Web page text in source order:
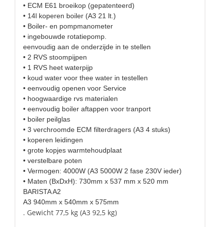
• ECM E61 broeikop (gepatenteerd)
• 14l koperen boiler (A3 21 lt.)
• Boiler- en pompmanometer
• ingebouwde rotatiepomp.
eenvoudig aan de onderzijde in te stellen
• 2 RVS stoompijpen
• 1 RVS heet waterpijp
• koud water voor thee water in testellen
• eenvoudig openen voor Service
• hoogwaardige rvs materialen
• eenvoudig boiler aftappen voor tranport
• boiler peilglas
• 3 verchroomde ECM filterdragers (A3 4 stuks)
• koperen leidingen
• grote kopjes warmtehoudplaat
• verstelbare poten
• Vermogen: 4000W (A3 5000W 2 fase 230V ieder)
• Maten (BxDxH): 730mm x 537 mm x 520 mm
BARISTA A2
A3 940mm x 540mm x 575mm
. Gewicht 77,5 kg (A3 92,5 kg)